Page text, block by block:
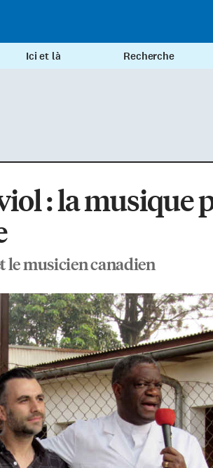
Ici et là Recherche
: la musique
le musicien canadien